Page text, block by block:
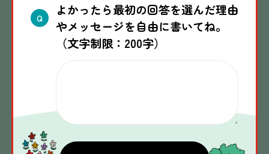
2026.07.31
Q
よかったら最初の回答を選んだ理由
やメッセージを自由に書いてね。
（文字制限：200字）